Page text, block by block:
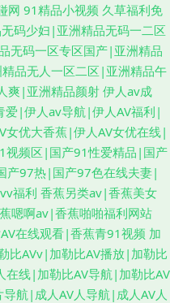
网 91精品小视频 久草福利免
码少妇|亚洲精品无码一二区
无码一区专区国产|亚洲精品
品无人一区二区|亚洲精品午
爽|亚洲精品颜射 伊人av成
爱|伊人av导航|伊人AV福利|
优大香蕉|伊人AV女优在线|
视频区|国产91性爱精品|国产
产97热|国产97色在线夫妻|
福利 香蕉另类av|香蕉美女
嗯啊av|香蕉啪啪福利网站
在线观看|香蕉青91视频 加
比AVv|加勒比AV播放|加勒比
线|加勒比AV导航|加勒比AV
导航|成人AV人导航|成人AV人